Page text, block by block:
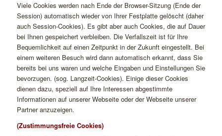
Viele Cookies werden nach Ende der Browser-Sitzung (Ende der
Session) automatisch wieder von Ihrer Festplatte gelöscht (daher
auch Session-Cookies). Es gibt aber auch Cookies, die auf Dauer
bei Ihnen gespeichert verbleiben. Die Verfallszeit ist für Ihre
Bequemlichkeit auf einen Zeitpunkt in der Zukunft eingestellt. Bei
einem weiteren Besuch wird dann automatisch erkannt, dass Sie
bereits bei uns waren und welche Eingaben und Einstellungen Sie
bevorzugen. (sog. Langzeit-Cookies). Einige dieser Cookies
dienen dazu, speziell auf Ihre Interessen abgestimmte
Informationen auf unserer Webseite oder der Webseite unserer
Partner anzuzeigen.
(Zustimmungsfreie Cookies)